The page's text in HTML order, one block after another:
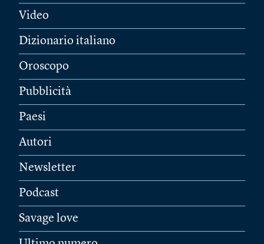
Video
Dizionario italiano
Oroscopo
Pubblicità
Paesi
Autori
Newsletter
Podcast
Savage love